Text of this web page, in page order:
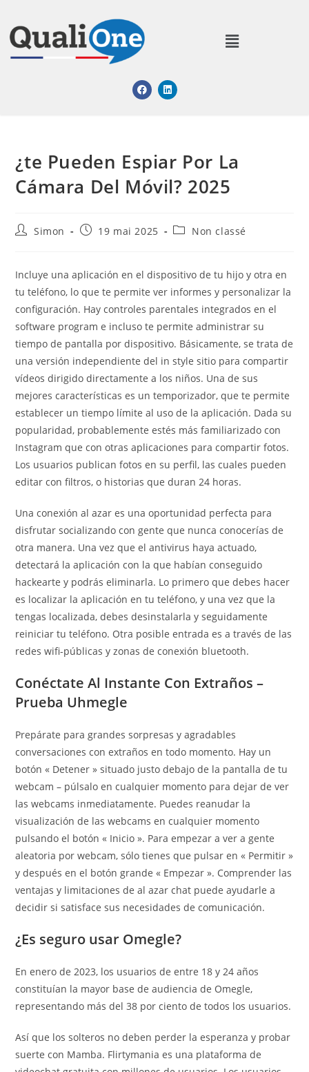
¿te Pueden Espiar Por La
Cámara Del Móvil? 2025
Simon 19 mai 2025 Non classé
Incluye una aplicación en el dispositivo de tu hijo y otra en
tu teléfono, lo que te permite ver informes y personalizar la
configuración. Hay controles parentales integrados en el
software program e incluso te permite administrar su
tiempo de pantalla por dispositivo. Básicamente, se trata de
una versión independiente del in style sitio para compartir
vídeos dirigido directamente a los niños. Una de sus
mejores características es un temporizador, que te permite
establecer un tiempo límite al uso de la aplicación. Dada su
popularidad, probablemente estés más familiarizado con
Instagram que con otras aplicaciones para compartir fotos.
Los usuarios publican fotos en su perfil, las cuales pueden
editar con filtros, o historias que duran 24 horas.
Una conexión al azar es una oportunidad perfecta para
disfrutar socializando con gente que nunca conocerías de
otra manera. Una vez que el antivirus haya actuado,
detectará la aplicación con la que habían conseguido
hackearte y podrás eliminarla. Lo primero que debes hacer
es localizar la aplicación en tu teléfono, y una vez que la
tengas localizada, debes desinstalarla y seguidamente
reiniciar tu teléfono. Otra posible entrada es a través de las
redes wifi-públicas y zonas de conexión bluetooth.
Conéctate Al Instante Con Extraños –
Prueba Uhmegle
Prepárate para grandes sorpresas y agradables
conversaciones con extraños en todo momento. Hay un
botón « Detener » situado justo debajo de la pantalla de tu
webcam – púlsalo en cualquier momento para dejar de ver
las webcams inmediatamente. Puedes reanudar la
visualización de las webcams en cualquier momento
pulsando el botón « Inicio ». Para empezar a ver a gente
aleatoria por webcam, sólo tienes que pulsar en « Permitir »
y después en el botón grande « Empezar ». Comprender las
ventajas y limitaciones de al azar chat puede ayudarle a
decidir si satisface sus necesidades de comunicación.
¿Es seguro usar Omegle?
En enero de 2023, los usuarios de entre 18 y 24 años
constituían la mayor base de audiencia de Omegle,
representando más del 38 por ciento de todos los usuarios.
Así que los solteros no deben perder la esperanza y probar
suerte con Mamba. Flirtymania es una plataforma de